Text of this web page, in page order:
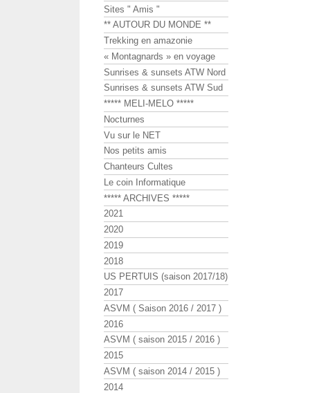
Sites " Amis "
** AUTOUR DU MONDE **
Trekking en amazonie
« Montagnards » en voyage
Sunrises & sunsets ATW Nord
Sunrises & sunsets ATW Sud
***** MELI-MELO *****
Nocturnes
Vu sur le NET
Nos petits amis
Chanteurs Cultes
Le coin Informatique
***** ARCHIVES *****
2021
2020
2019
2018
US PERTUIS (saison 2017/18)
2017
ASVM ( Saison 2016 / 2017 )
2016
ASVM ( saison 2015 / 2016 )
2015
ASVM ( saison 2014 / 2015 )
2014